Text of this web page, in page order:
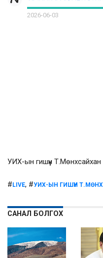
2026-06-03
УИХ-ын гишүүн
# LIVE, #УИХ-ЫН ГИШҮҮН
САНАЛ БОЛГОХ